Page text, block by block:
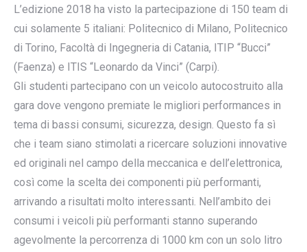
L’edizione 2018 ha visto la partecipazione di 150 team di
cui solamente 5 italiani: Politecnico di Milano, Politecnico
di Torino, Facoltà di Ingegneria di Catania, ITIP “Bucci”
(Faenza) e ITIS “Leonardo da Vinci” (Carpi).
Gli studenti partecipano con un veicolo autocostruito alla
gara dove vengono premiate le migliori performances in
tema di bassi consumi, sicurezza, design. Questo fa sì
che i team siano stimolati a ricercare soluzioni innovative
ed originali nel campo della meccanica e dell’elettronica,
così come la scelta dei componenti più performanti,
arrivando a risultati molto interessanti. Nell’ambito dei
consumi i veicoli più performanti stanno superando
agevolmente la percorrenza di 1000 km con un solo litro